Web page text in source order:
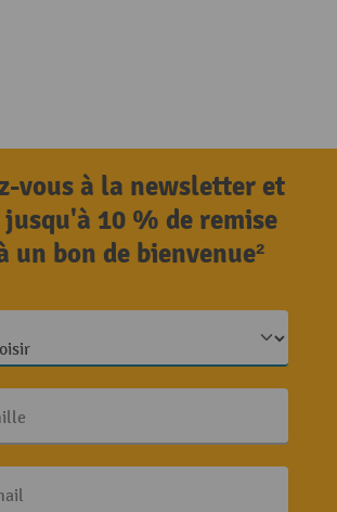
vous à la newsletter et
jusqu'à 10 % de remise
un bon de bienvenue²